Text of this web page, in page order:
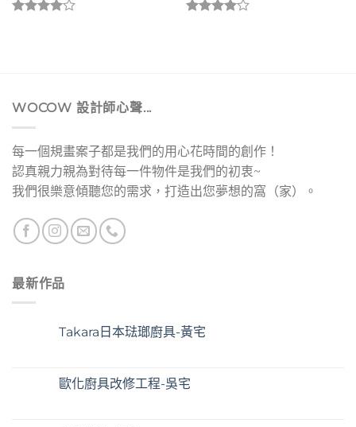
WOCOW 設計師心聲...
每一個規畫案子都是我們的用心花時間的創作！
認真親力親為對待每一件物件是我們的初衷~
我們很樂意傾聽您的需求，打造出您夢想的窩（家）。
最新作品
Takara日本琺瑯廚具-黃宅
歐化廚具改修工程-吳宅